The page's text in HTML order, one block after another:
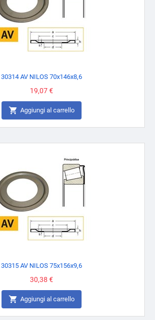
30314 AV NILOS 70x146x8,6
Prezzo
19,07 €
 Aggiungi al carrello
30315 AV NILOS 75x156x9,6
Prezzo
30,38 €
 Aggiungi al carrello